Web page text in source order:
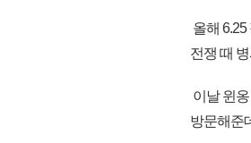
올해
전쟁 때
이날 윈
방문해준